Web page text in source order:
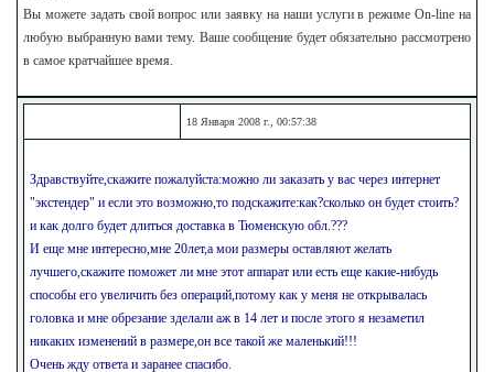
Вы можете задать свой вопрос или заявку на наши услуги в режиме On-line на
любую выбранную вами тему. Ваше сообщение будет обязательно рассмотрено
в самое кратчайшее время.
18 Января 2008 г., 00:57:38
Здравствуйте,скажите пожалуйста:можно ли заказать у вас через интернет
"экстендер" и если это возможно,то подскажите:как?сколько он будет стоить?
и как долго будет длиться доставка в Тюменскую обл.???
И еще мне интересно,мне 20лет,а мои размеры оставляют желать
лучшего,скажите поможет ли мне этот аппарат или есть еще какие-нибудь
способы его увеличить без операций,потому как у меня не открывалась
головка и мне обрезание зделали аж в 14 лет и после этого я незаметил
никаких изменений в размере,он все такой же маленький!!!
Очень жду ответа и заранее спасибо.